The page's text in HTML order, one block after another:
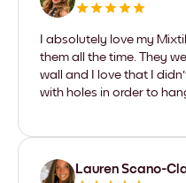
I absolutely love my
them all the time. They
wall and I love that I
with holes in order to
Lauren Scano-